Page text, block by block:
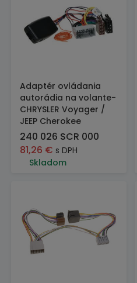
Adaptér ovládania
autorádia na volante-
CHRYSLER Voyager /
JEEP Cherokee
240 026 SCR 000
81,26 € s DPH
Skladom